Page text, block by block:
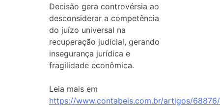
Decisão gera controvérsia ao
desconsiderar a competência
do juízo universal na
recuperação judicial, gerando
insegurança jurídica e
fragilidade econômica.
Leia mais em
https://www.contabeis.com.br/artigos/